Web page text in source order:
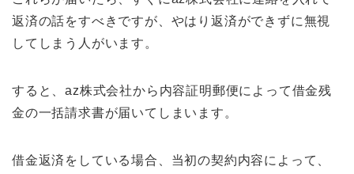
返済の話をすべきですが、やはり返済ができずに無視
してしまう人がいます。
すると、az株式会社から内容証明郵便によって借金残
金の一括請求書が届いてしまいます。
借金返済をしている場合、当初の契約内容によって、